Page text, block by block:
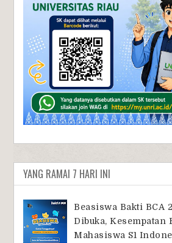
YANG RAMAI 7 HARI INI
Beasiswa Bakti BCA
Dibuka, Kesempatan
Mahasiswa S1